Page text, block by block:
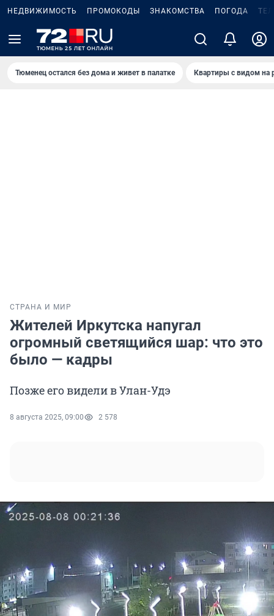
НЕДВИЖИМОСТЬ ПРОМОКОДЫ ЗНАКОМСТВА ПОГОДА
Тюменец остался без дома и живет в палатке Квартиры с видом на
СТРАНА И МИР
Жителей Иркутска напугал
огромный светящийся шар: что это
было — кадры
Позже его видели в Улан-Удэ
8 августа 2025, 09:00 2 578